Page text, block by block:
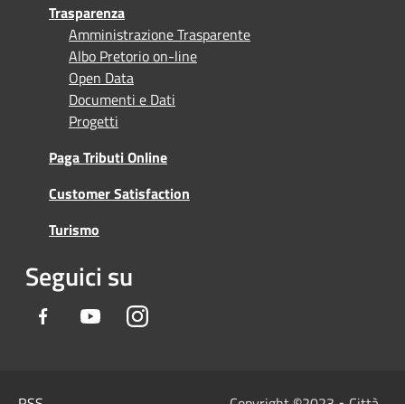
Trasparenza
Amministrazione Trasparente
Albo Pretorio on-line
Open Data
Documenti e Dati
Progetti
Paga Tributi Online
Customer Satisfaction
Turismo
Seguici su
Facebook YoutubeInstagram